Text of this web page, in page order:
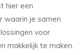
hier een
waarin je samen
voor
makkelijk te maken.